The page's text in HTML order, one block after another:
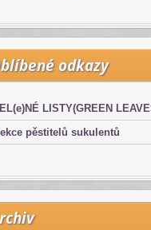
odkazy
LISTY(GREEN
pěstitelů sukulentů